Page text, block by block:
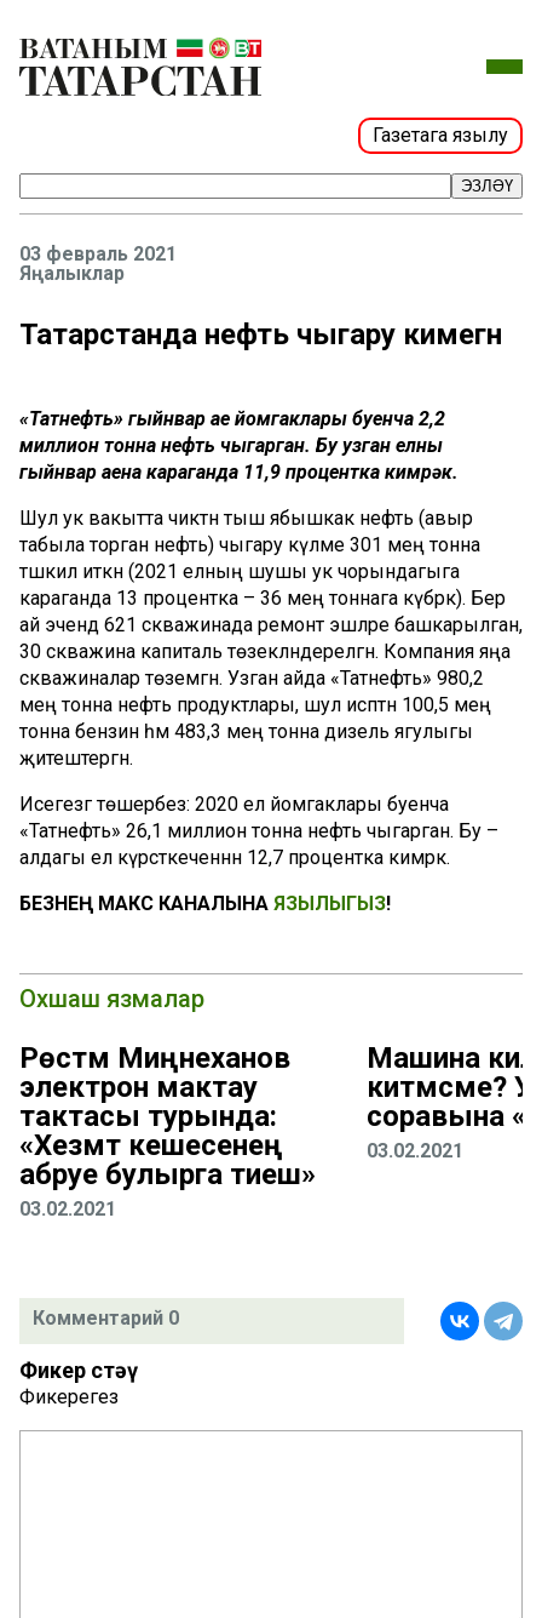
Газетага язылу
ЭЗЛӘҮ
03 февраль 2021
Яңалыклар
Татарстанда нефть чыгару кимегән
«Татнефть» гыйнвар ае йомгаклары буенча 2,2
миллион тонна нефть чыгарган. Бу узган елның
гыйнвар аена караганда 11,9 процентка кимрәк.
Шул ук вакытта чиктән тыш ябышкак нефть (авыр
табыла торган нефть) чыгару күләме 301 мең тонна
тәшкил иткән (2021 елның шушы ук чорындагыга
караганда 13 процентка – 36 мең тоннага күбрәк). Бер
ай эчендә 621 скважинада ремонт эшләре башкарылган,
30 скважина капиталь төзекләндерелгән. Компания яңа
скважиналар төземәгән. Узган айда «Татнефть» 980,2
мең тонна нефть продуктлары, шул исәптән 100,5 мең
тонна бензин һәм 483,3 мең тонна дизель ягулыгы
җитештергән.
Исегезгә төшерәбез: 2020 ел йомгаклары буенча
«Татнефть» 26,1 миллион тонна нефть чыгарган. Бу –
алдагы ел күрсәткеченнән 12,7 процентка кимрәк.
БЕЗНЕҢ МАКС КАНАЛЫНА ЯЗЫЛЫГЫЗ!
Охшаш язмалар
Рөстәм Миңнеханов
электрон мактау
тактасы турында:
«Хезмәт кешесенең
абруе булырга тиеш»
03.02.2021
Машина
китмәсме?
соравына
03.02.2021
Комментарий 0
Фикер өстәү
Фикерегез